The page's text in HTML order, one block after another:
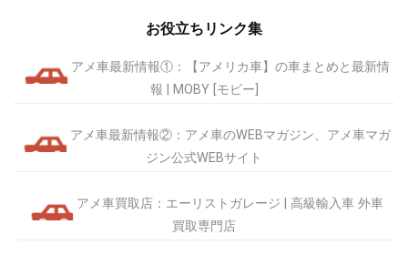
お役立ちリンク集
アメ車最新情報①：【アメリカ車】の車まとめと最新情
報 | MOBY [モビー]
アメ車最新情報②：アメ車のWEBマガジン、アメ車マガ
ジン公式WEBサイト
アメ車買取店：エーリストガレージ | 高級輸入車 外車
買取専門店